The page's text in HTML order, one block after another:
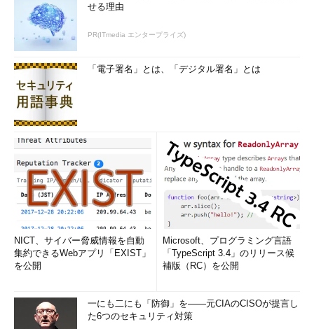
UltraVNCの認証画面
これはVNC方式に認証を利用している場合の認証
（1）VNC方式ではパスワードのみで認証す
これはVNC方式の認証の画面であり、パスワードのみを指定す
方を指定する。
認証が通ると、次のようなデスクトップ画面が表示される。見
て分かるように、操作方法はWindows OSのリモート・デスクト
ップ・クライアントの操作方法とほぼ同じである。ウィンドウ枠
をダブルクリックすると全画面表示になり、最上部にビューアの
タブが表示されている。
せる理由
PR(ITmedia エンタープライズ)
「電子署名」とは、「デジタル署名」とは
NICT、サイバー脅威情報を自動
集約できるWebアプリ「EXIST」
を公開
Microsoft、プログラミング言語
「TypeScript 3.4」のリリース候
補版（RC）を公開
一にも二にも「防御」を――元CIAのCISOが提言し
た6つのセキュリティ対策